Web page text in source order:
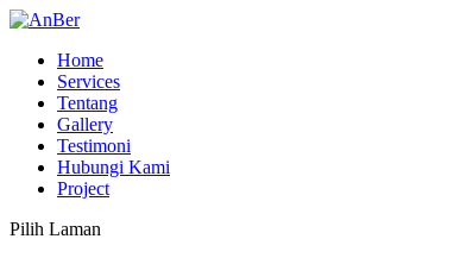
Home
Services
Tentang
Gallery
Testimoni
Hubungi Kami
Project
Pilih Laman